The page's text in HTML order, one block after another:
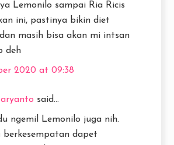
Lemonilo sampai Ria Ricis
ini, pastinya bikin diet
masih bisa akan mi intsan
deh
2020 at 09:38
said...
ngemil Lemonilo juga nih.
berkesempatan dapet